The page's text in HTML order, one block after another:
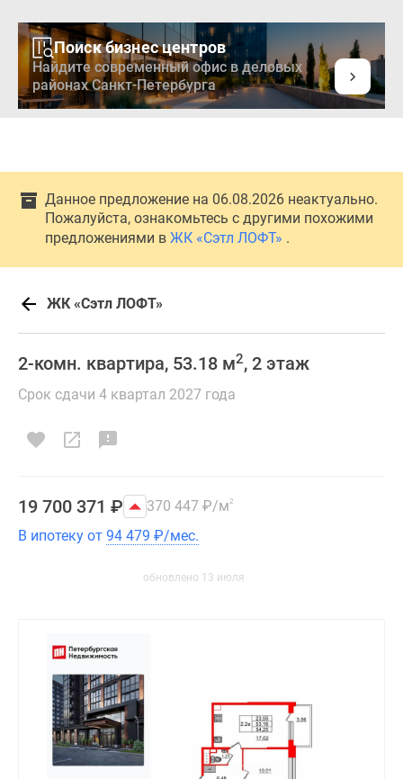
Поиск бизнес центров
Найдите современный офис в деловых
районах Санкт-Петербурга
Данное предложение на 06.08.2026 неактуально.
Пожалуйста, ознакомьтесь с другими похожими
предложениями в ЖК «Сэтл ЛОФТ» .
ЖК «Сэтл ЛОФТ»
2-комн. квартира, 53.18 м2, 2 этаж
Срок сдачи 4 квартал 2027 года
19 700 371 ₽ 370 447 ₽/м2
В ипотеку от 94 479 ₽/мес.
обновлено 13 июля